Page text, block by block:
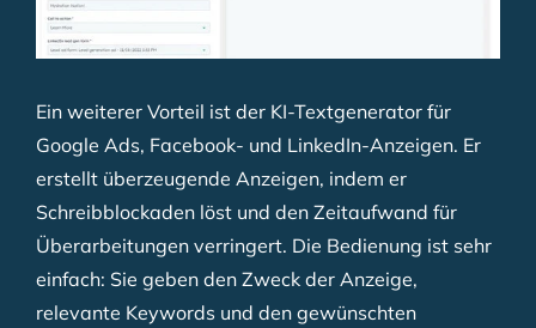
Ein weiterer Vorteil ist der KI-Textgenerator für
Google Ads, Facebook- und LinkedIn-Anzeigen. Er
erstellt überzeugende Anzeigen, indem er
Schreibblockaden löst und den Zeitaufwand für
Überarbeitungen verringert. Die Bedienung ist sehr
einfach: Sie geben den Zweck der Anzeige,
relevante Keywords und den gewünschten